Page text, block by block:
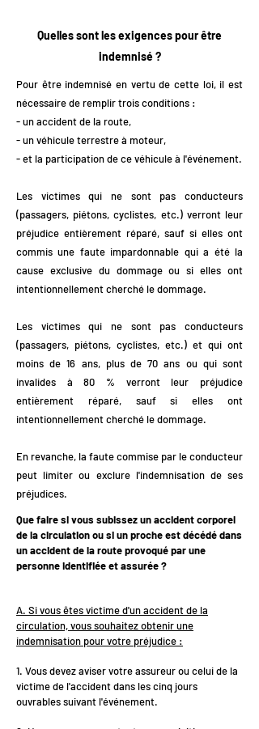
Quelles sont les exigences pour être
indemnisé ?
Pour être indemnisé en vertu de cette loi, il est
nécessaire de remplir trois conditions :
- un accident de la route,
- un véhicule terrestre à moteur,
- et la participation de ce véhicule à l'événement.
Les victimes qui ne sont pas conducteurs
(passagers, piétons, cyclistes, etc.) verront leur
préjudice entièrement réparé, sauf si elles ont
commis une faute impardonnable qui a été la
cause exclusive du dommage ou si elles ont
intentionnellement cherché le dommage.
Les victimes qui ne sont pas conducteurs
(passagers, piétons, cyclistes, etc.) et qui ont
moins de 16 ans, plus de 70 ans ou qui sont
invalides à 80 % verront leur préjudice
entièrement réparé, sauf si elles ont
intentionnellement cherché le dommage.
En revanche, la faute commise par le conducteur
peut limiter ou exclure l'indemnisation de ses
préjudices.
Que faire si vous subissez un accident corporel
de la circulation ou si un proche est décédé dans
un accident de la route provoqué par une
personne identifiée et assurée ?
A. Si vous êtes victime d'un accident de la
circulation, vous souhaitez obtenir une
indemnisation pour votre préjudice :
1. Vous devez aviser votre assureur ou celui de la
victime de l'accident dans les cinq jours
ouvrables suivant l'événement.